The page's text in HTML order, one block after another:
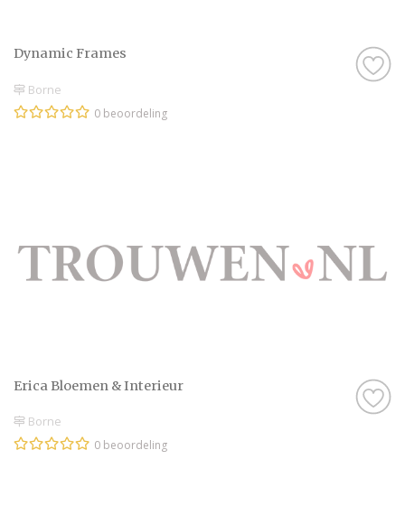
Dynamic Frames
Borne
0 beoordeling
Erica Bloemen & Interieur
Borne
0 beoordeling